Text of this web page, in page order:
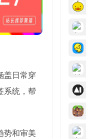
盖日常穿
系统，帮
势和审美